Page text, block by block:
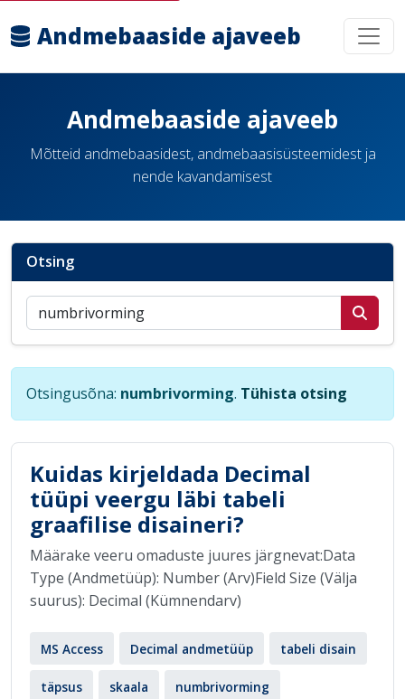
Andmebaaside ajaveeb
Andmebaaside ajaveeb
Mõtteid andmebaasidest, andmebaasisüsteemidest ja
nende kavandamisest
Otsing
Otsi postitusi
Otsingusõna: numbrivorming. Tühista otsing
Kuidas kirjeldada Decimal
tüüpi veergu läbi tabeli
graafilise disaineri?
Määrake veeru omaduste juures järgnevat:Data
Type (Andmetüüp): Number (Arv)Field Size (Välja
suurus): Decimal (Kümnendarv)
MS Access Decimal andmetüüp tabeli disain
täpsus skaala numbrivorming